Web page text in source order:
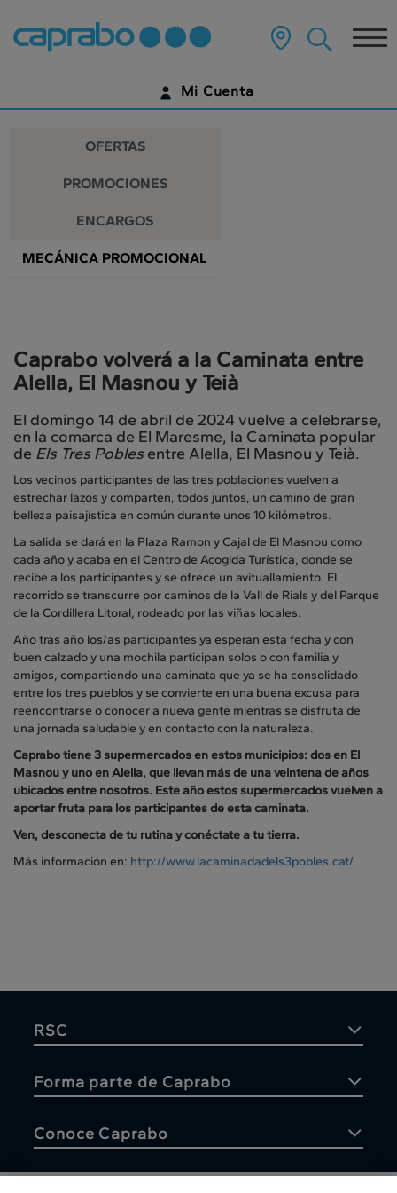
Promociones
y
descuentos
en
nuestros
supermercados
contenido
página
Mi Cuenta
¿AÚN NO TIENES UNA CUENTA DIGITAL?
OFERTAS
PROMOCIONES
ENCARGOS
MECÁNICA PROMOCIONAL
Caprabo volverá a la Caminata entre
Alella, El Masnou y Teià
El domingo 14 de abril de 2024 vuelve a celebrarse,
en la comarca de El Maresme, la Caminata popular
de Els Tres Poblesentre Alella, El Masnou y Teià.
Los vecinos participantes de las tres poblaciones vuelven a
estrechar lazos y comparten, todos juntos, un camino de gran
belleza paisajística en común durante unos 10 kilómetros.
La salida se dará en la Plaza Ramon y Cajal de El Masnou como
cada año y acaba en el Centro de Acogida Turística, donde se
recibe a los participantes y se ofrece un avituallamiento. El
recorrido se transcurre por caminos de la Vall de Rials y del Parque
de la Cordillera Litoral, rodeado por las viñas locales.
Año tras año los/as participantes ya esperan esta fecha y con
buen calzado y una mochila participan solos o con familia y
amigos, compartiendo una caminata que ya se ha consolidado
entre los tres pueblos y se convierte en una buena excusa para
reencontrarse o conocer a nueva gente mientras se disfruta de
una jornada saludable y en contacto con la naturaleza.
Caprabo tiene 3 supermercados en estos municipios: dos en El
Masnou y uno en Alella, que llevan más de una veintena de años
ubicados entre nosotros. Este año estos supermercados vuelven a
aportar fruta para los participantes de esta caminata.
Ven, desconecta de tu rutina y conéctate a tu tierra.
Más información en: http://www.lacaminadadels3pobles.cat/
RSC
Forma parte de Caprabo
Conoce Caprabo